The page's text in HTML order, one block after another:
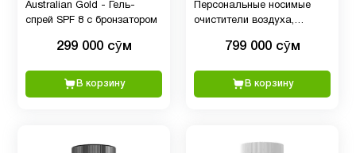
Australian Gold - Гель-
спрей SPF 8 с бронзатором
299 000 сӯм
В корзину
Персональные носимые
очистители воздуха,
очиститель воздуха
799 000 сӯм
В корзину